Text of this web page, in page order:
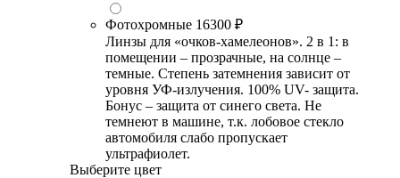
Фотохромные 16300 ₽
Линзы для «очков-хамелеонов». 2 в 1: в
помещении – прозрачные, на солнце –
темные. Степень затемнения зависит от
уровня УФ-излучения. 100% UV- защита.
Бонус – защита от синего света. Не
темнеют в машине, т.к. лобовое стекло
автомобиля слабо пропускает
ультрафиолет.
Выберите цвет